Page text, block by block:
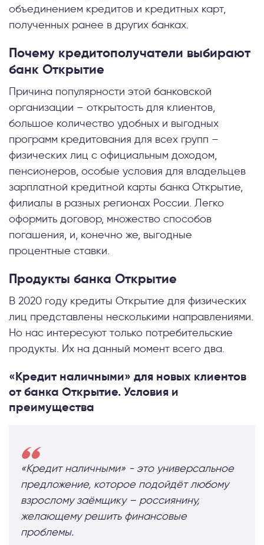
объединением кредитов и кредитных карт,
полученных ранее в других банках.
Почему кредитополучатели выбирают
банк Открытие
Причина популярности этой банковской
организации – открытость для клиентов,
большое количество удобных и выгодных
программ кредитования для всех групп –
физических лиц с официальным доходом,
пенсионеров, особые условия для владельцев
зарплатной кредитной карты банка Открытие,
филиалы в разных регионах России. Легко
оформить договор, множество способов
погашения, и, конечно же, выгодные
процентные ставки.
Продукты банка Открытие
В 2020 году кредиты Открытие для физических
лиц представлены несколькими направлениями.
Но нас интересуют только потребительские
продукты. Их на данный момент всего два.
«Кредит наличными» для новых клиентов
от банка Открытие. Условия и
преимущества
«Кредит наличными» - это универсальное
предложение, которое подойдёт любому
взрослому заёмщику – россиянину,
желающему решить финансовые
проблемы.